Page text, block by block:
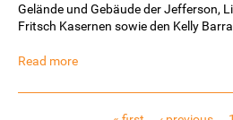
Gelände und Gebäude der Jefferson,
Fritsch Kasernen sowie den Kelly
Read more